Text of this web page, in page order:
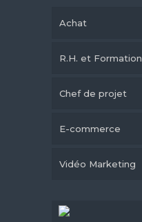
Achat
R.H. et Formation
Chef de projet
E-commerce
Vidéo Marketing